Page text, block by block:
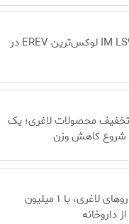
رونمایی رسمی IM LS9 لوکس‌ترین EREV در
تخفیف محصولات لاغری؛ یک
شروع کاهش وزن
بهترین قیمت داروهای لاغری، با ۱ میلیون
داروخانه‌